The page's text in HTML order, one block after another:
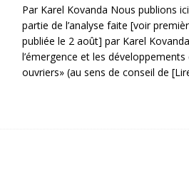
Par Karel Kovanda Nous publions
partie de l’analyse faite [voir
publiée le 2 août] par Karel
l’émergence et les développements
ouvriers» (au sens de conseil de